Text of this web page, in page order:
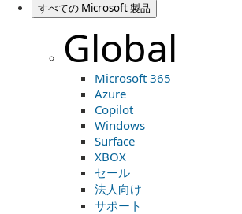
すべての Microsoft 製品
Global
Microsoft 365
Azure
Copilot
Windows
Surface
XBOX
セール
法人向け
サポート